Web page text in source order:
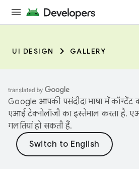
UI DESIGN GALLERY
Google आपकी पसंदीदा भाषा में कॉन्टेंट
एआई टेक्नोलॉजी का इस्तेमाल करता है.
गलतियां हो सकती हैं.